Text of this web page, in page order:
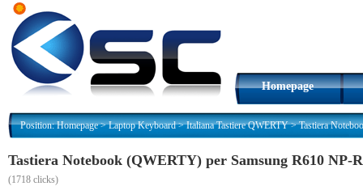
Homepage
Position:Homepage>Laptop Keyboard>Italiana Tastiere QWERTY>Tastiera
Tastiera Notebook (QWERTY) per Samsung R610 NP-
(1718 clicks)